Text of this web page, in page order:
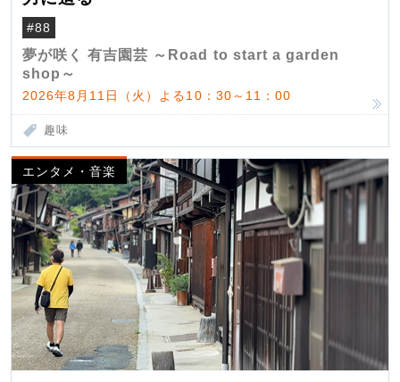
#88
夢が咲く 有吉園芸 ～Road to start a garden
shop～
2026年8月11日（火）よる10：30～11：00
趣味
エンタメ・音楽